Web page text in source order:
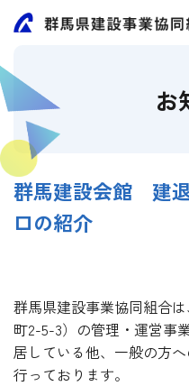
お
群馬建設会館 建
口の紹介
群馬県建設事業協同組合
町2-5-3）の管理・運営事
居している他、一般の方
行っております。